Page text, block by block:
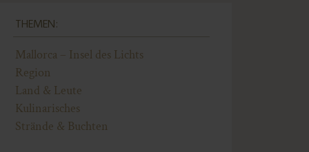
THEMEN:
Mallorca – Insel des Lichts
Region
Land & Leute
Kulinarisches
Strände & Buchten